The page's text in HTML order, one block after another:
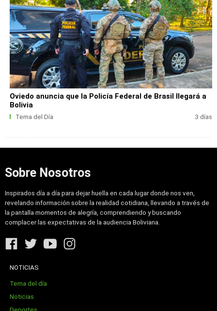
Oviedo anuncia que la Policía Federal de Brasil llegará a
Bolivia
Tema del Día 3 días
Sobre Nosotros
Inspirados día a día para dejar huella en cada lugar donde nos ven,
revelando información sobre la realidad cotidiana, llevando a través de
la pantalla momentos de alegría, comprendiendo y buscando
complacer las expectativas de la audiencia Boliviana.
NOTICIAS
Tema del día
Noticias